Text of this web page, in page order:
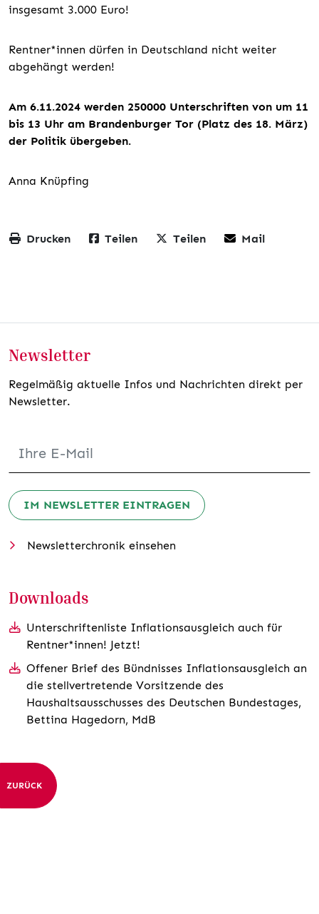
insgesamt 3.000 Euro!
Rentner*innen dürfen in Deutschland nicht weiter
abgehängt werden!
Am 6.11.2024 werden 250000 Unterschriften von um 11
bis 13 Uhr am Brandenburger Tor (Platz des 18. März)
der Politik übergeben.
Anna Knüpfing
Drucken Teilen Teilen Mail
Newsletter
Regelmäßig aktuelle Infos und Nachrichten direkt per
Newsletter.
IM NEWSLETTER EINTRAGEN
Newsletterchronik einsehen
Downloads
Unterschriftenliste Inflationsausgleich auch für
Rentner*innen! Jetzt!
Offener Brief des Bündnisses Inflationsausgleich an
die stellvertretende Vorsitzende des
Haushaltsausschusses des Deutschen Bundestages,
Bettina Hagedorn, MdB
ZURÜCK